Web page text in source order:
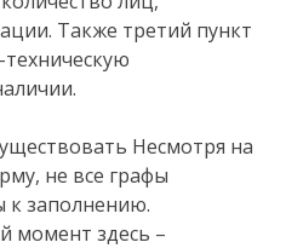
Также третий пункт
Несмотря на
не все графы
к заполнению.
момент здесь –